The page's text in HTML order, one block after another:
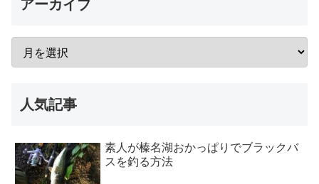
アーカイブ
人気記事
素人が榛名湖おかっぱりでブラックバ
スを釣る方法